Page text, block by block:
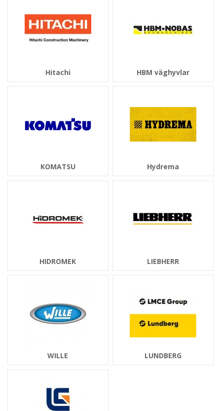
Hitachi HBM väghyvlar
KOMATSU Hydrema
HIDROMEK LIEBHERR
WILLE LUNDBERG